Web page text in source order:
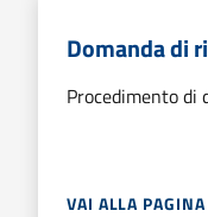
Domanda di
Procedimento di
VAI ALLA PAGINA